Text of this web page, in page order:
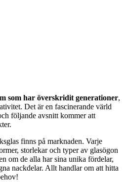
som har överskridit generationer,
Det är en fascinerande värld
följande avsnitt kommer att
finns på marknaden. Varje
storlekar och typer av glasögon
om de alla har sina unika fördelar,
nackdelar. Allt handlar om att hitta